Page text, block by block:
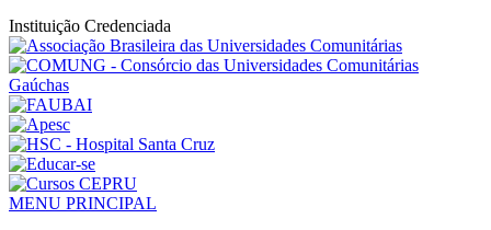
Instituição Credenciada
MENU PRINCIPAL